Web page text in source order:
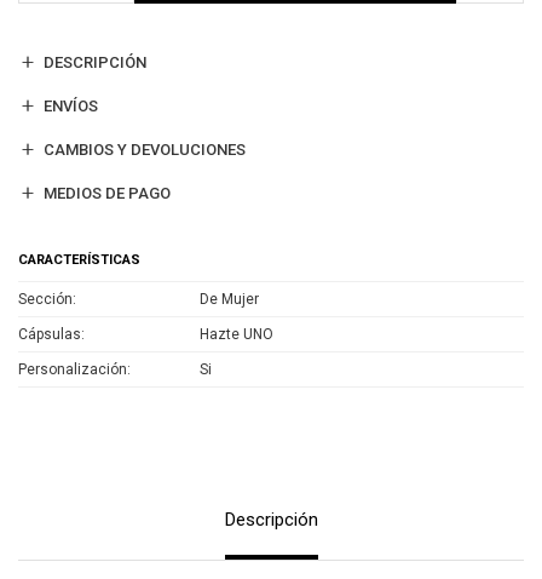
DESCRIPCIÓN
ENVÍOS
CAMBIOS Y DEVOLUCIONES
MEDIOS DE PAGO
CARACTERÍSTICAS
Sección De Mujer
Cápsulas Hazte UNO
Personalización Si
Descripción